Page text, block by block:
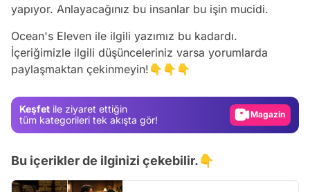
yapıyor. Anlayacağınız bu insanlar bu işin mucidi.
Ocean's Eleven ile ilgili yazımız bu kadardı.
İçeriğimizle ilgili düşünceleriniz varsa yorumlarda
paylaşmaktan çekinmeyin!👇👇👇
Keşfet ile ziyaret ettiğin
tüm kategorileri tek akışta gör!
Video
Bu içerikler de ilginizi çekebilir.👇